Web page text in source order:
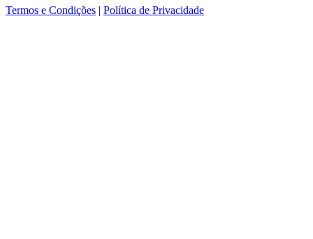
Termos e Condições | Política de Privacidade